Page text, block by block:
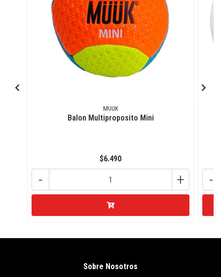
MUUK
Balon Multiproposito Mini
$6.490
+
- -
Sobre Nosotros